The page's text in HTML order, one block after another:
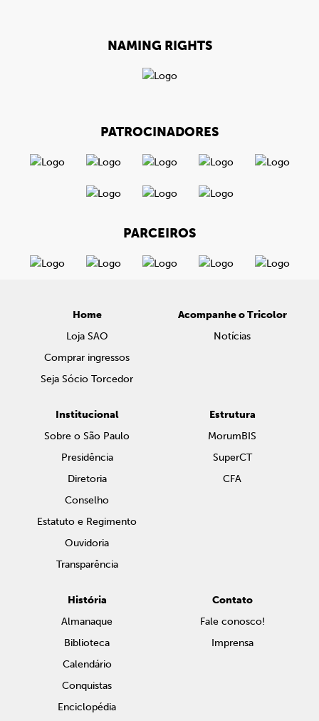
NAMING RIGHTS
PATROCINADORES
PARCEIROS
Home
Loja SAO
Comprar ingressos
Seja Sócio Torcedor
Acompanhe o Tricolor
Notícias
Institucional
Sobre o São Paulo
Presidência
Diretoria
Conselho
Estatuto e Regimento
Ouvidoria
Transparência
Estrutura
MorumBIS
SuperCT
CFA
História
Almanaque
Biblioteca
Calendário
Conquistas
Enciclopédia
Contato
Fale conosco!
Imprensa